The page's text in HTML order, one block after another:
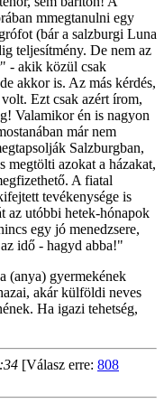
mmegtanulni egy
(bár a salzburgi Luna
teljesítmény. De nem az
- akik közül csak
akkor is. Az más kérdés,
Ezt csak azért írom,
Valamikor én is nagyon
már nem
Salzburgban,
megtölti azokat a házakat,
A fiatal
tevékenysége is
az utóbbi hetek-hónapok
egy jó menedzsere,
idő - hagyd abba!"
(anya) gyermekének
akár külföldi neves
Ha igazi tehetség,
[Válasz erre: 808